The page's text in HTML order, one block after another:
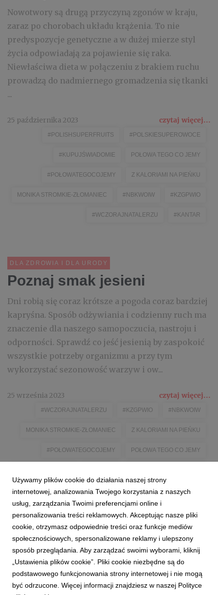
Nowotwory są drugą przyczyną zgonów w kraju,
zaraz po chorobach układu krążenia. To nie
predyspozycje genetyczne a w dużej mierze styl
życia odpowiadają za pojawienie się raka.
Niewłaściwa dieta w połączeniu z brakiem ruchu
prowadzą do nadmiernego gromadzenia się tkanki
...
25 października 2023 czytaj więcej...
#POLISHSUPERFRUITS #POLSKIESUPEROWOCE
#KUPUJŚWIADOMIE POŁOWA TEGO CO JEMY
#POŁOWATEGOCOJEMY Z KALORIAMI NA PIEŃKU
MONIKA STROMKIE-ZŁOMANIEC #NBKWOIW #KZGPWIO
#WCZORAJNATALERZU #KANTAR
DLA ZDROWIA I DLA URODY
Poznaj smak jesieni
Dni robią się coraz krótsze a pogoda coraz bardziej
kapryśna. Sposób odżywiania i codzienny ruch ma
znaczenie dla naszego samopoczucia, nastroju i
odporności. Sprawdź co jeść jesienią by zaspokoić
wszystkie potrzeby organizmu a przy tym
wykorzystać sezonowość warzyw i ow...
25 września 2023 czytaj więcej...
#WCZORAJNATALERZU #KZGPWIO #NBKWOIW
MONIKA STROMKIE-ZŁOMANIEC Z KALORIAMI NA PIEŃKU
#POŁOWATEGOCOJEMY POŁOWA TEGO CO JEMY
#POLISHSUPERFRUITS
1 2 3 4 5 6 7
Używamy plików cookie do działania naszej strony
internetowej, analizowania Twojego korzystania z naszych
usług, zarządzania Twoimi preferencjami online i
personalizowania treści reklamowych. Akceptując nasze pliki
cookie, otrzymasz odpowiednie treści oraz funkcje mediów
społecznościowych, spersonalizowane reklamy i ulepszony
sposób przeglądania. Aby zarządzać swoimi wyborami, kliknij
„Ustawienia plików cookie”. Pliki cookie niezbędne są do
podstawowego funkcjonowania strony internetowej i nie mogą
być odrzucone. Więcej informacji znajdziesz w naszej Polityce